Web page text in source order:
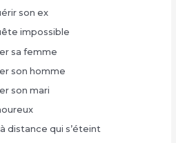
son ex
impossible
sa femme
son homme
son mari
distance qui s’éteint